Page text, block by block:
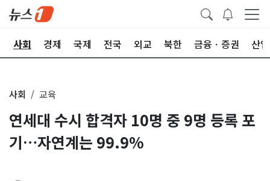
사회 경제 국제 전국 외교 북한 금융ㆍ증권 산업
사회 교육
연세대 수시 합격자 10명 중 9명 등록 포
기…자연계는 99.9%